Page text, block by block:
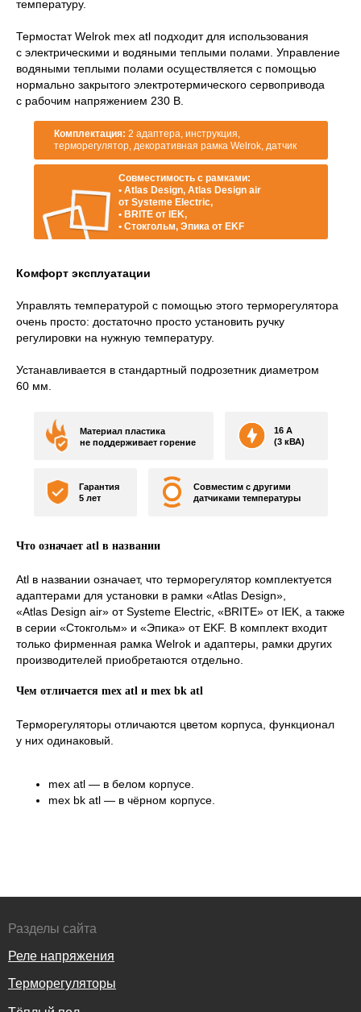
температуру.
Термостат Welrok mex atl подходит для использования
с электрическими и водяными теплыми полами. Управление
водяными теплыми полами осуществляется с помощью
нормально закрытого электротермического сервопривода
с рабочим напряжением 230 В.
Комплектация: 2 адаптера, инструкция,
терморегулятор, декоративная рамка Welrok, датчик
Совместимость с рамками:
• Atlas Design, Atlas Design air
от Systeme Electric,
• BRITE от IEK,
• Стокгольм, Эпика от EKF
Комфорт эксплуатации
Управлять температурой с помощью этого терморегулятора
очень просто: достаточно просто установить ручку
регулировки на нужную температуру.
Устанавливается в стандартный подрозетник диаметром
60 мм.
Материал пластика
не поддерживает горение
Совместим с другими
датчиками температуры
16 А
(3 кВА)
Гарантия
5 лет
Что означает atl в названии
Atl в названии означает, что терморегулятор комплектуется
адаптерами для установки в рамки «Atlas Design»,
«Atlas Design air» от Systeme Electric, «BRITE» от IEK, а также
в серии «Стокгольм» и «Эпика» от EKF. В комплект входит
только фирменная рамка Welrok и адаптеры, рамки других
производителей приобретаются отдельно.
Чем отличается mex atl и mex bk atl
Терморегуляторы отличаются цветом корпуса, функционал
у них одинаковый.
mex atl — в белом корпусе.
mex bk atl — в чёрном корпусе.
Разделы сайта
Реле напряжения
Терморегуляторы